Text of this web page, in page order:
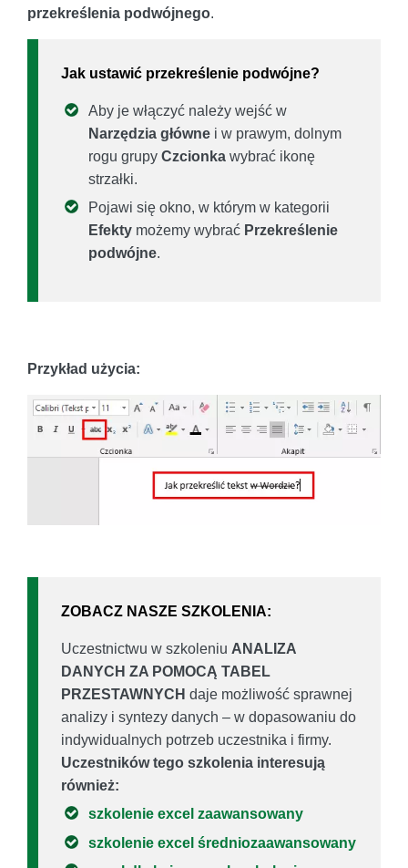
przekreślenia podwójnego.
Jak ustawić przekreślenie podwójne?
Aby je włączyć należy wejść w
Narzędzia główne i w prawym, dolnym
rogu grupy Czcionka wybrać ikonę
strzałki.
Pojawi się okno, w którym w kategorii
Efekty możemy wybrać Przekreślenie
podwójne.
Przykład użycia:
ZOBACZ NASZE SZKOLENIA:
Uczestnictwu w szkoleniu ANALIZA
DANYCH ZA POMOCĄ TABEL
PRZESTAWNYCH daje możliwość sprawnej
analizy i syntezy danych – w dopasowaniu do
indywidualnych potrzeb uczestnika i firmy.
Uczestników tego szkolenia interesują
również:
szkolenie excel zaawansowany
szkolenie excel średniozaawansowany